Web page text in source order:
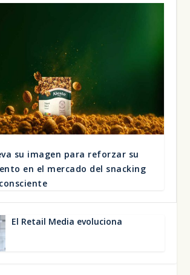
su ima­gen para refor­zar su
en el mer­ca­do del snac­king
El Retail Media evo­lu­cio­na